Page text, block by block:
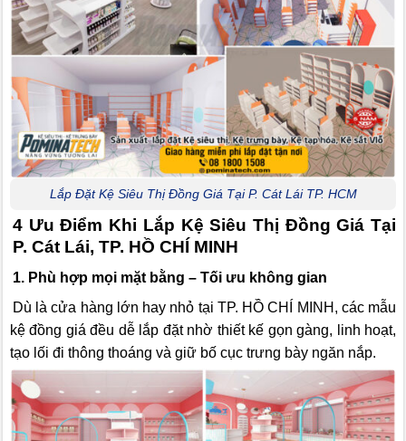
Lắp Đặt Kệ Siêu Thị Đồng Giá Tại P. Cát Lái TP. HCM
4 Ưu Điểm Khi Lắp Kệ Siêu Thị Đồng Giá Tại
P. Cát Lái, TP. HỒ CHÍ MINH
1. Phù hợp mọi mặt bằng – Tối ưu không gian
Dù là cửa hàng lớn hay nhỏ tại TP. HỒ CHÍ MINH, các mẫu
kệ đồng giá đều dễ lắp đặt nhờ thiết kế gọn gàng, linh hoạt,
tạo lối đi thông thoáng và giữ bố cục trưng bày ngăn nắp.